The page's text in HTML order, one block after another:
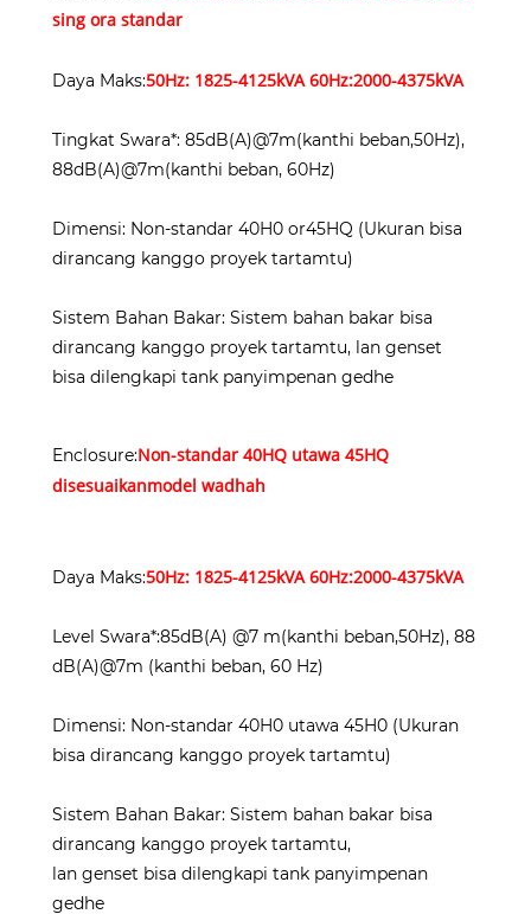
sing ora standar
Daya Maks:50Hz: 1825-4125kVA 60Hz:2000-4375kVA
Tingkat Swara*: 85dB(A)@7m(kanthi beban,50Hz),
88dB(A)@7m(kanthi beban, 60Hz)
Dimensi: Non-standar 40H0 or45HQ (Ukuran bisa
dirancang kanggo proyek tartamtu)
Sistem Bahan Bakar: Sistem bahan bakar bisa
dirancang kanggo proyek tartamtu, lan genset
bisa dilengkapi tank panyimpenan gedhe
Enclosure:Non-standar 40HQ utawa 45HQ
disesuaikanmodel wadhah
Daya Maks:50Hz: 1825-4125kVA 60Hz:2000-4375kVA
Level Swara*:85dB(A) @7 m(kanthi beban,50Hz), 88
dB(A)@7m (kanthi beban, 60 Hz)
Dimensi: Non-standar 40H0 utawa 45H0 (Ukuran
bisa dirancang kanggo proyek tartamtu)
Sistem Bahan Bakar: Sistem bahan bakar bisa
dirancang kanggo proyek tartamtu,
lan genset bisa dilengkapi tank panyimpenan
gedhe